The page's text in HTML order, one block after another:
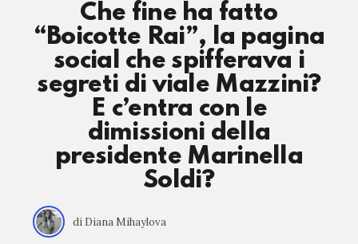
Che fine ha fatto
“Boicotte Rai”, la pagina
social che spifferava i
segreti di viale Mazzini?
E c’entra con le
dimissioni della
presidente Marinella
Soldi?
di Diana Mihaylova